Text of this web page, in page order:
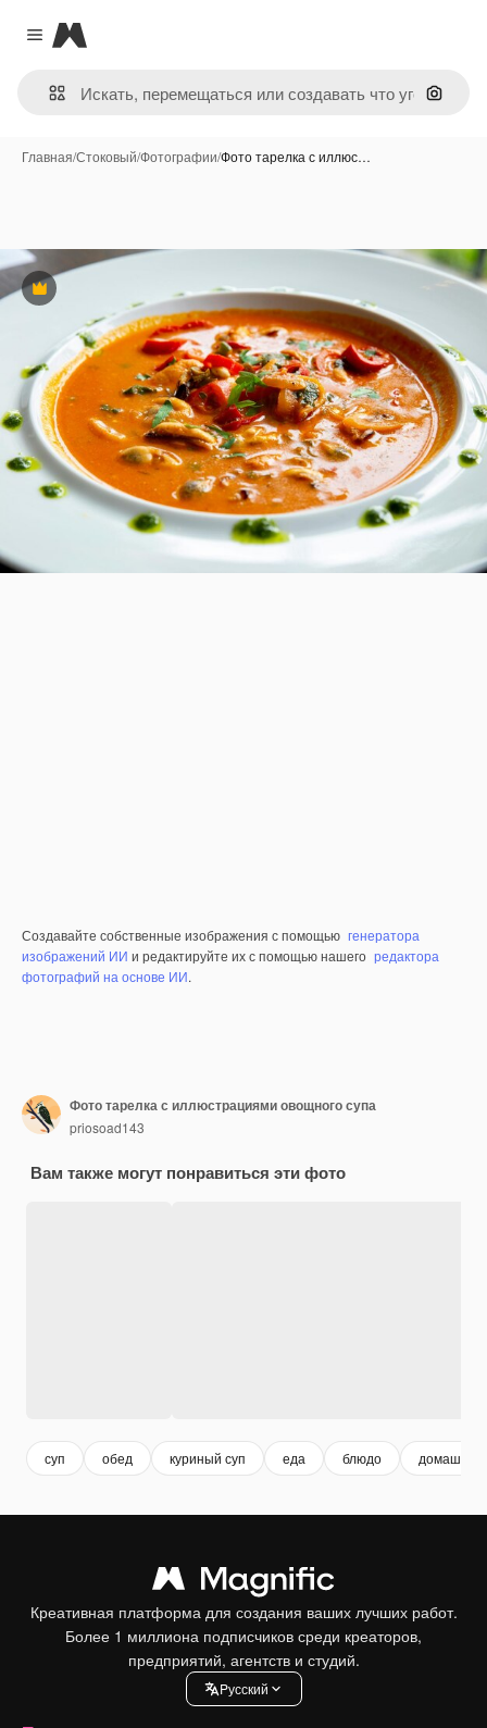
Close menu
Magnific
Поиск
Главная/Стоковый/Фотографии/Фото тарелка с иллюс…
Премиум
Создавайте собственные изображения с помощью генератора
изображений ИИ и редактируйте их с помощью нашего редактора
фотографий на основе ИИ.
Фото тарелка с иллюстрациями овощного супа
priosoad143
Вам также могут понравиться эти фото
суп обед куриный суп еда блюдо домашняя
Креативная платформа для создания ваших лучших работ.
Более 1 миллиона подписчиков среди креаторов,
предприятий, агентств и студий.
Pусский